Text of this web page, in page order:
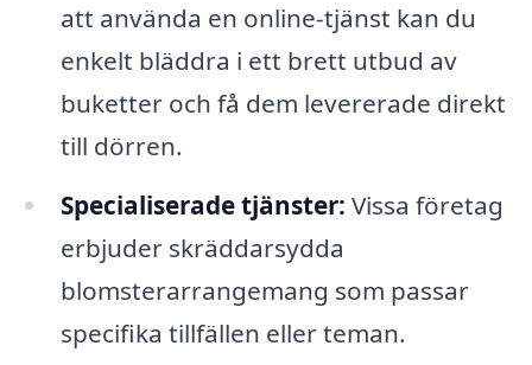
att använda en online-tjänst kan du
enkelt bläddra i ett brett utbud av
buketter och få dem levererade direkt
till dörren.
Specialiserade tjänster: Vissa företag
erbjuder skräddarsydda
blomsterarrangemang som passar
specifika tillfällen eller teman.